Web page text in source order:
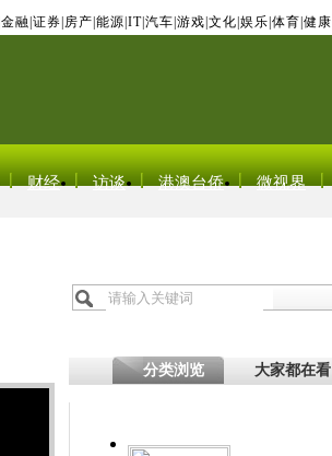
金融 证券 房产 能源 IT| 汽车 游戏 文化 娱乐 体育 健康
财经 访谈 港澳台侨 微视界
分类浏览 大家都在看